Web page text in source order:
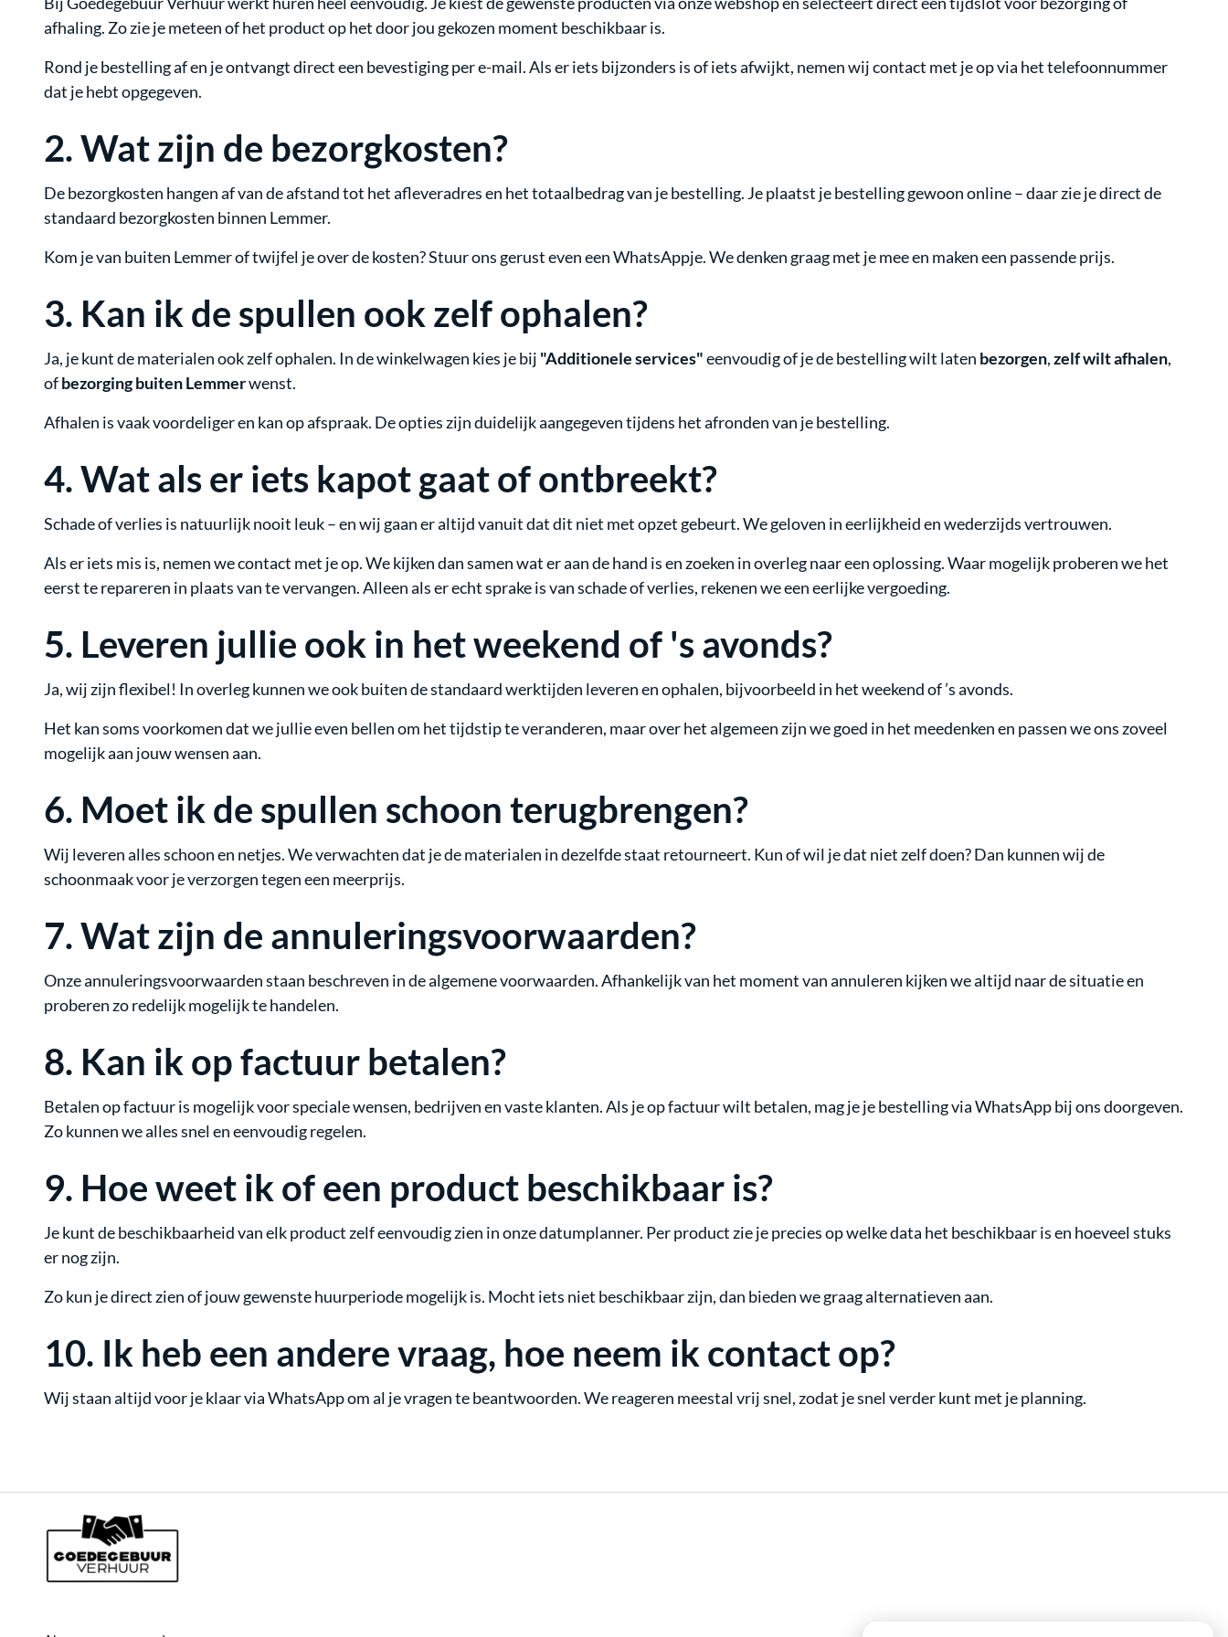
Verwarming
Catering
Stroom
voordeelpakketten
afhaling. Zo zie je meteen of het product op het door jou gekozen moment beschikbaar is.
Rond je bestelling af en je ontvangt direct een bevestiging per e-mail. Als er iets bijzonders is of iets afwijkt, nemen wij contact met je op via het telefoonnummer
dat je hebt opgegeven.
2.Wat zijn de bezorgkosten?
De bezorgkosten hangen af van de afstand tot het afleveradres en het totaalbedrag van je bestelling. Je plaatst je bestelling gewoon online – daar zie je direct de
standaard bezorgkosten binnen Lemmer.
Kom je van buiten Lemmer of twijfel je over de kosten? Stuur ons gerust even een WhatsAppje. We denken graag met je mee en maken een passende prijs.
3. Kan ik de spullen ook zelf ophalen?
Ja, je kunt de materialen ook zelf ophalen. In de winkelwagen kies je bij "Additionele services"eenvoudig of je de bestelling wilt laten bezorgen,zelf wilt afhalen,
ofbezorging buiten Lemmerwenst.
Afhalen is vaak voordeliger en kan op afspraak. De opties zijn duidelijk aangegeven tijdens het afronden van je bestelling.
4.Wat als er iets kapot gaat of ontbreekt?
Schade of verlies is natuurlijk nooit leuk – en wij gaan er altijd vanuit dat dit niet met opzet gebeurt. We geloven in eerlijkheid en wederzijds vertrouwen.
Als er iets mis is, nemen we contact met je op. We kijken dan samen wat er aan de hand is en zoeken in overleg naar een oplossing. Waar mogelijk proberen we het
eerst te repareren in plaats van te vervangen. Alleen als er echt sprake is van schade of verlies, rekenen we een eerlijke vergoeding.
5. Leveren jullie ook in het weekend of 's avonds?
Ja, wij zijn flexibel! In overleg kunnen we ook buiten de standaard werktijden leveren en ophalen, bijvoorbeeld in het weekend of ’s avonds.
Het kan soms voorkomen dat we jullie even bellen om het tijdstip te veranderen, maar over het algemeen zijn we goed in het meedenken en passen we ons zoveel
mogelijk aan jouw wensen aan.
6. Moet ik de spullen schoon terugbrengen?
Wij leveren alles schoon en netjes. We verwachten dat je de materialen in dezelfde staat retourneert. Kun of wil je dat niet zelf doen? Dan kunnen wij de
schoonmaak voor je verzorgen tegen een meerprijs.
7.Wat zijn de annuleringsvoorwaarden?
Onze annuleringsvoorwaarden staan beschreven in de algemene voorwaarden. Afhankelijk van het moment van annuleren kijken we altijd naar de situatie en
proberen zo redelijk mogelijk te handelen.
8. Kan ik op factuur betalen?
Betalen op factuur is mogelijk voor speciale wensen, bedrijven en vaste klanten. Als je op factuur wilt betalen, mag je je bestelling via WhatsApp bij ons doorgeven.
Zo kunnen we alles snel en eenvoudig regelen.
9. Hoe weet ik of een product beschikbaar is?
Je kunt de beschikbaarheid van elk product zelf eenvoudig zien in onze datumplanner. Per product zie je precies op welke data het beschikbaar is en hoeveel stuks
er nog zijn.
Zo kun je direct zien of jouw gewenste huurperiode mogelijk is. Mocht iets niet beschikbaar zijn, dan bieden we graag alternatieven aan.
10. Ik heb een andere vraag, hoe neem ik contact op?
Wij staan altijd voor je klaar via WhatsApp om al je vragen te beantwoorden. We reageren meestal vrij snel, zodat je snel verder kunt met je planning.